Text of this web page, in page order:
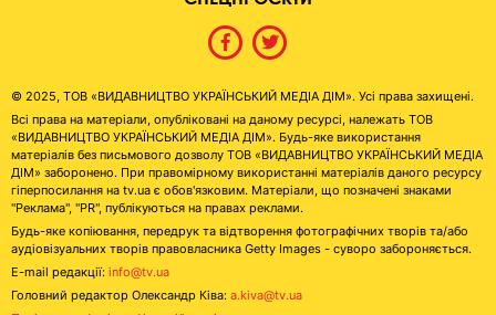
© 2025, ТОВ «ВИДАВНИЦТВО УКРАЇНСЬКИЙ МЕДІА ДІМ». Усі права захищені.
Всі права на матеріали, опубліковані на даному ресурсі, належать ТОВ
«ВИДАВНИЦТВО УКРАЇНСЬКИЙ МЕДІА ДІМ». Будь-яке використання
матеріалів без письмового дозволу ТОВ «ВИДАВНИЦТВО УКРАЇНСЬКИЙ МЕДІА
ДІМ» заборонено. При правомірному використанні матеріалів даного ресурсу
гіперпосилання на tv.ua є обов'язковим. Матеріали, що позначені знаками
"Реклама", "PR", публікуються на правах реклами.
Будь-яке копіювання, передрук та відтворення фотографічних творів та/або
аудіовізуальних творів правовласника Getty Images - суворо забороняється.
E-mail редакції: info@tv.ua
Головний редактор Олександр Ківа: a.kiva@tv.ua